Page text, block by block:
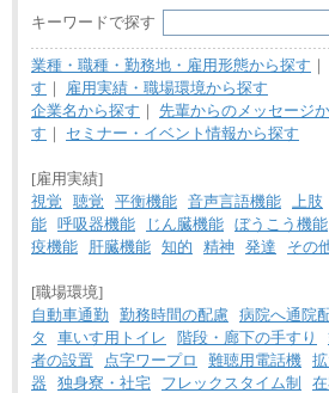
キーワードで探す
業種・職種・勤務地・雇用形態から探す ｜
す ｜
雇用実績・職場環境から探す
企業名から探す ｜ 先輩からのメッセージ
す ｜ セミナー・イベント情報から探す
[雇用実績]
視覚
聴覚 平衡機能 音声言語機能 上肢
能 呼吸器機能 じん臓機能 ぼうこう機能
疫機能
肝臓機能 知的 精神 発達 その
[職場環境]
自動車通勤
勤務時間の配慮 病院へ通院
タ
車いす用トイレ 階段・廊下の手すり
者の設置
点字ワープロ 難聴用電話機
器
独身寮・社宅 フレックスタイム制